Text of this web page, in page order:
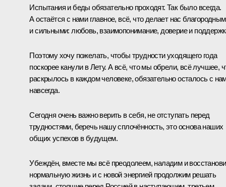
Испытания и беды обязательно проходят. Так было всегда.
А остаётся с нами главное, всё, что делает нас
и сильными: любовь, взаимопонимание, доверие и
Поэтому хочу пожелать, чтобы трудности уходящего года
поскорее канули в Лету. А всё, что мы обрели, всё лучшее,
раскрылось в каждом человеке, обязательно осталось с
навсегда.
Сегодня очень важно верить в себя, не отступать перед
трудностями, беречь нашу сплочённость, это основа наших
общих успехов в будущем.
Убеждён, вместе мы всё преодолеем, наладим и
нормальную жизнь и с новой энергией продолжим решать